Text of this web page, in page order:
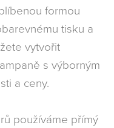
formou
tisku a
vytvořit
s výborným
a ceny.
používáme přímý